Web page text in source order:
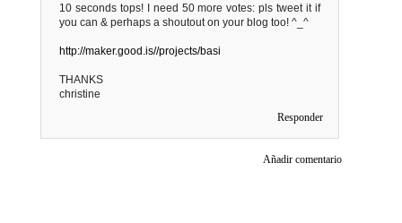
10 seconds tops! I need 50 more votes: pls tweet it if
you can & perhaps a shoutout on your blog too! ^_^
http://maker.good.is//projects/basi
THANKS
christine
Responder
Añadir comentario